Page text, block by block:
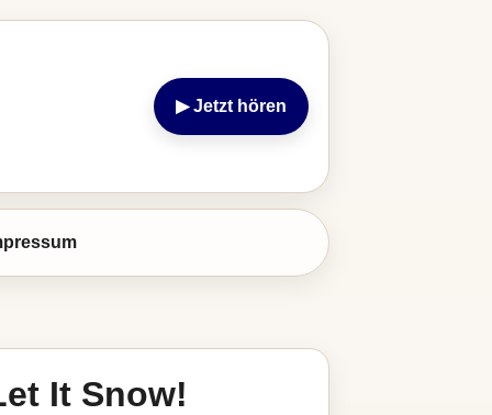
▶ Jetzt hören
It Snow!